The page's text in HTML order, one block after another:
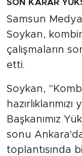
SON KARAR
Samsun
Soykan,
çalışmaların
etti.
Soykan,
Başkanımız
sonu
toplantısında